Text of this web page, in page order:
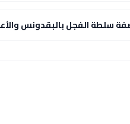
الفجل بالبقدونس